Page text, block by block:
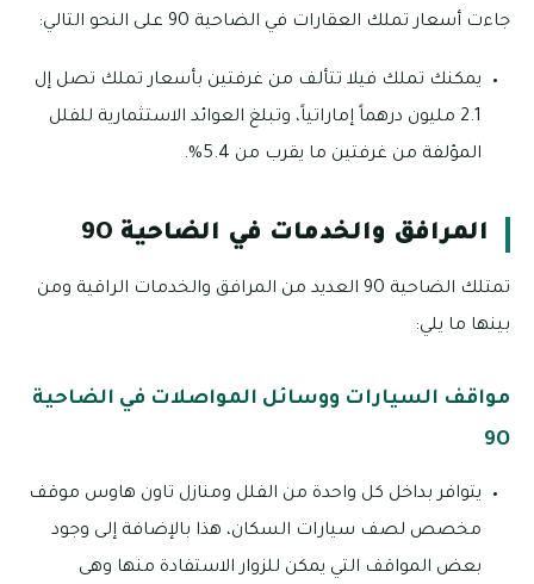
جاءت أسعار تملك العقارات في الضاحية 9O على النحو التالي:
يمكنك تملك فيلا تتألف من غرفتين بأسعار تملك تصل إل
2.1 مليون درهماً إماراتياً، وتبلغ العوائد الاستثمارية للفلل
المؤلفة من غرفتين ما يقرب من 5.4%.
المرافق والخدمات في الضاحية 9O
تمتلك الضاحية 9O العديد من المرافق والخدمات الراقية ومن
بينها ما يلي:
مواقف السيارات ووسائل المواصلات في الضاحية
9O
يتوافر بداخل كل واحدة من الفلل ومنازل تاون هاوس موقف
مخصص لصف سيارات السكان، هذا بالإضافة إلى وجود
بعض المواقف التي يمكن للزوار الاستفادة منها وهى